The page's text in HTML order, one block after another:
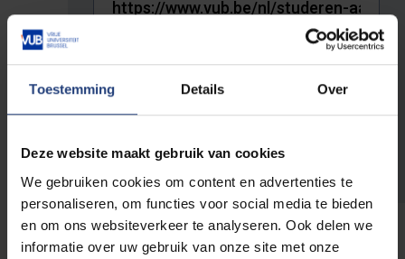
Toestemming Details Over
Deze website maakt gebruik van cookies
We gebruiken cookies om content en advertenties te
personaliseren, om functies voor social media te bieden
en om ons websiteverkeer te analyseren. Ook delen we
informatie over uw gebruik van onze site met onze
The full URL of the page where you encountered the error.